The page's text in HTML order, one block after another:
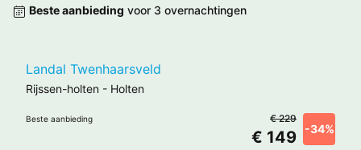
Beste aanbieding voor 3 overnachtingen
Landal Twenhaarsveld
Rijssen-holten - Holten
Beste aanbieding
€ 149 -34%
€ 229